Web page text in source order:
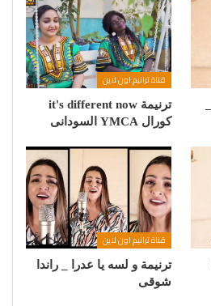
قناة ترانيم اون لاين
ترنيمة it's different now
كورال YMCA السودانى
قناة ترانيم اون لاين
ترنيمة و لسه يا عدرا _ راندا
شوقى